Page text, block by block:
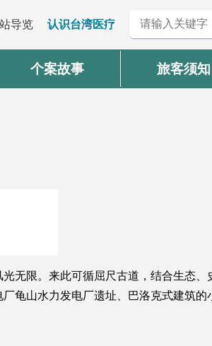
导览 认识台湾医疗
个案故事 旅客须知
无限。来此可循屈尺古道，结合生态
龟山水力发电厂遗址、巴洛克式建筑